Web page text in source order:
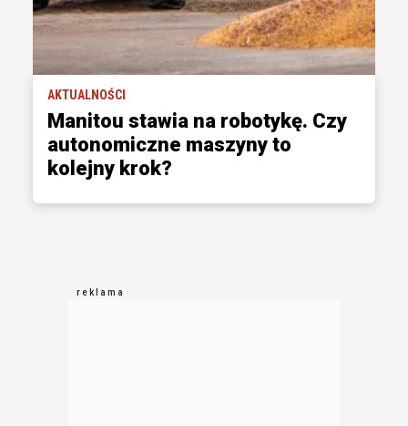
AKTUALNOŚCI
Manitou stawia na robotykę. Czy
autonomiczne maszyny to
kolejny krok?